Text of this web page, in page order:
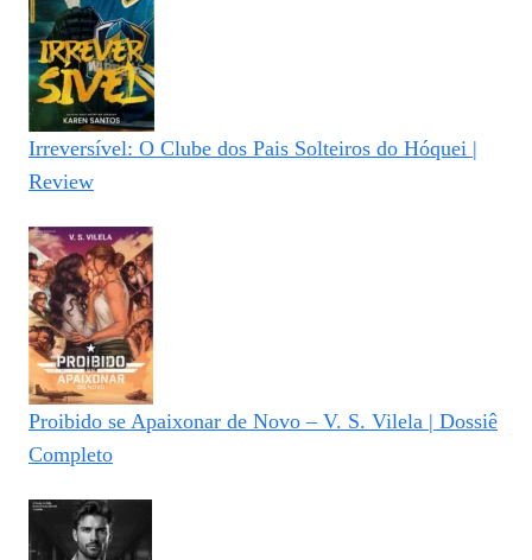
Irreversível: O Clube dos Pais Solteiros do Hóquei |
Review
Proibido se Apaixonar de Novo – V. S. Vilela | Dossiê
Completo